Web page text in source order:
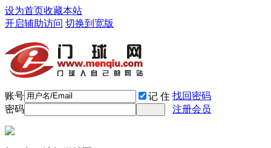
设为首页收藏本站
开启辅助访问 切换到宽版
账号 记 住 找回密码
密码
注册会员